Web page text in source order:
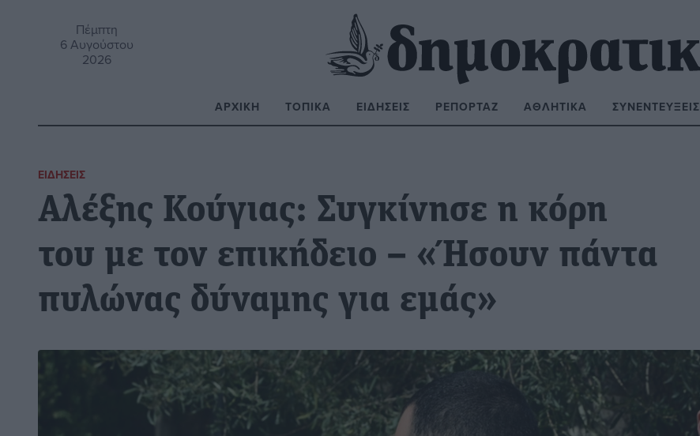
Πέμπτη
6 Αυγούστου
2026
ΑΡΧΙΚΉ ΤΟΠΙΚΆ ΕΙΔΉΣΕΙΣ ΡΕΠΟΡΤΆΖ ΑΘΛΗΤΙΚΆ ΣΥΝΕΝΤΕΎΞΕΙΣ
ΕΙΔΉΣΕΙΣ
Αλέξης Κούγιας: Συγκίνησε η κόρη
του με τον επικήδειο – «Ήσουν πάντα
πυλώνας δύναμης για εμάς»